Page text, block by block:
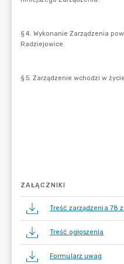
ZAŁĄCZNIKI
Treść zarządzenia 78
Treść ogłoszenia
Formularz uwag